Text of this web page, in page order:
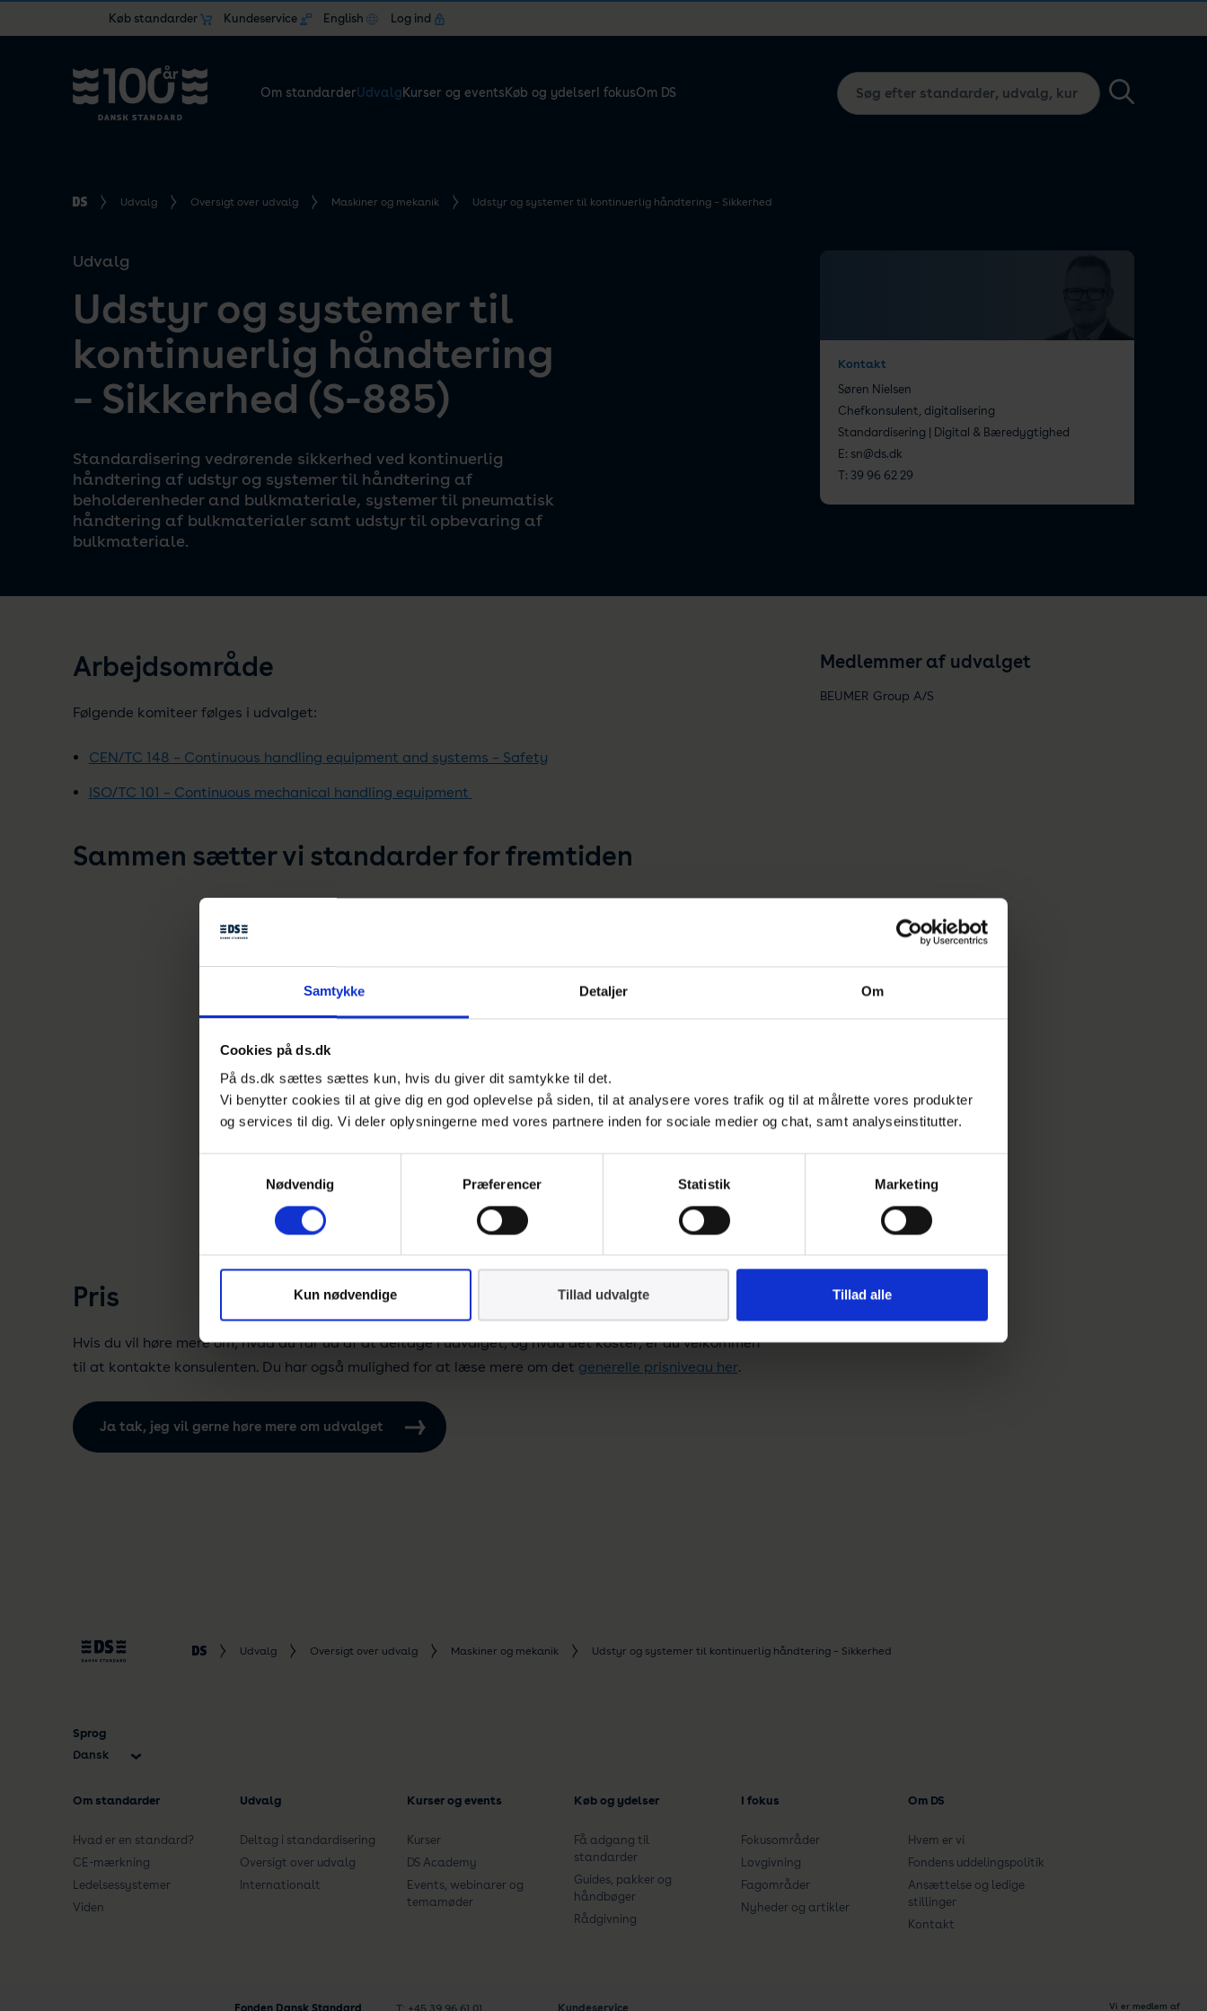
Samtykke Detaljer Om
Cookies på ds.dk
På ds.dk sættes sættes kun, hvis du giver dit samtykke til det.
Vi benytter cookies til at give dig en god oplevelse på siden, til at analysere vores trafik og til at målrette vores produkter
og services til dig. Vi deler oplysningerne med vores partnere inden for sociale medier og chat, samt analyseinstitutter.
Nødvendig
Præferencer Statistik Marketing
Kun nødvendige Tillad udvalgte Tillad alle
Køb standarder Kundeservice English Log ind
Om standarderUdvalgKurser og eventsKøb og ydelser I fokusOm DS
Udvalg Oversigt over udvalg Maskiner og mekanik Udstyr og systemer til kontinuerlig håndtering – Sikkerhed
Udvalg
Udstyr og systemer til
kontinuerlig håndtering
– Sikkerhed (S-885)
Standardisering vedrørende sikkerhed ved kontinuerlig
håndtering af udstyr og systemer til håndtering af
beholderenheder and bulkmateriale, systemer til pneumatisk
håndtering af bulkmaterialer samt udstyr til opbevaring af
bulkmateriale.
Kontakt
Søren Nielsen
Chefkonsulent, digitalisering
Standardisering | Digital & Bæredygtighed
E: sn@ds.dk
T: 39 96 62 29
Arbejdsområde
Følgende komiteer følges i udvalget:
CEN/TC 148 – Continuous handling equipment and systems – Safety
ISO/TC 101 – Continuous mechanical handling equipment
Sammen sætter vi standarder for fremtiden
Pris
Hvis du vil høre mere om, hvad du får ud af at deltage i udvalget, og hvad det koster, er du velkommen
til at kontakte konsulenten. Du har også mulighed for at læse mere om det generelle prisniveau her.
Ja tak, jeg vil gerne høre mere om udvalget
Medlemmer af udvalget
BEUMER Group A/S
Udvalg Oversigt over udvalg Maskiner og mekanik Udstyr og systemer til kontinuerlig håndtering – Sikkerhed
Sprog
Dansk
Om standarder
Hvad er en standard?
CE-mærkning
Ledelsessystemer
Viden
Udvalg
Deltag i standardisering
Oversigt over udvalg
Internationalt
Kurser og events
Kurser
DS Academy
Events, webinarer og
temamøder
Køb og ydelser
Få adgang til
standarder
Guides, pakker og
håndbøger
Rådgivning
I fokus
Fokusområder
Lovgivning
Fagområder
Nyheder og artikler
Om DS
Hvem er vi
Fondens uddelingspolitik
Ansættelse og ledige
stillinger
Kontakt
Fonden Dansk Standard T: +45 39 96 61 01 Kundeservice Vi er medlem af